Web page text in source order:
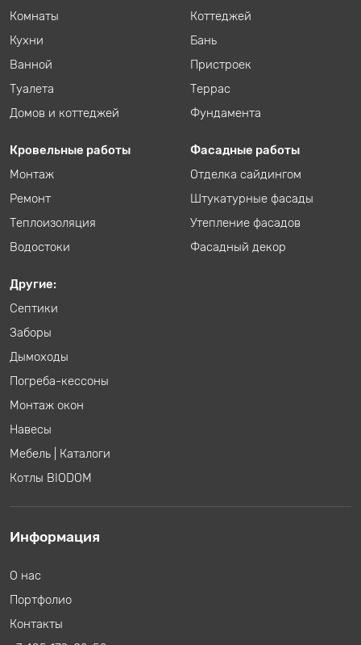
Комнаты
Кухни
Ванной
Туалета
Домов и коттеджей
Коттеджей
Бань
Пристроек
Террас
Фундамента
Кровельные работы
Монтаж
Ремонт
Теплоизоляция
Водостоки
Фасадные работы
Отделка сайдингом
Штукатурные фасады
Утепление фасадов
Фасадный декор
Другие:
Септики
Заборы
Дымоходы
Погреба-кессоны
Монтаж окон
Навесы
Мебель
Каталоги
Котлы BIODOM
Информация
О нас
Портфолио
Контакты